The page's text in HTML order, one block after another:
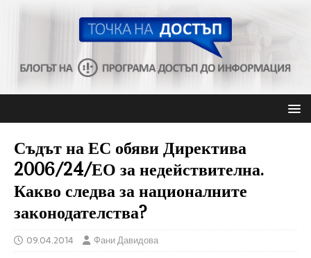
Съдът на ЕС обяви Директива
2006/24/ЕО за недействителна.
Какво следва за националните
законодателства?
09.04.2014 Фани Давидова